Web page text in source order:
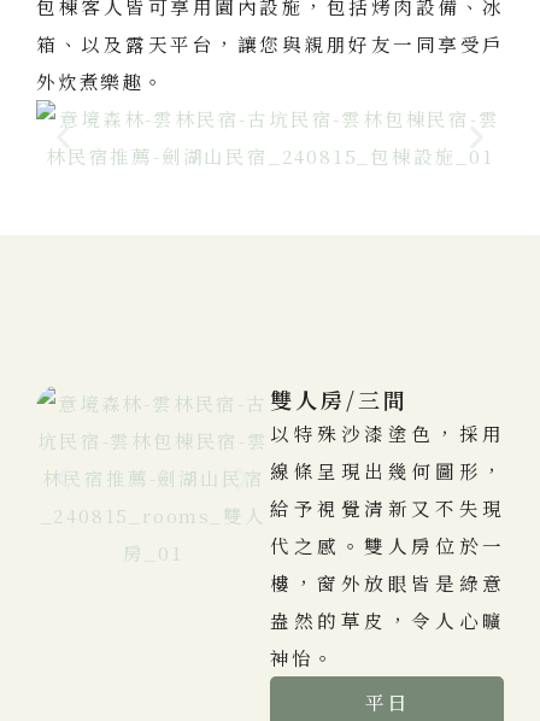
包棟客人皆可享用園內設施，包括烤肉設備、冰
箱、以及露天平台，讓您與親朋好友一同享受戶
外炊煮樂趣。
雙人房/三間
以特殊沙漆塗色，採用
線條呈現出幾何圖形，
給予視覺清新又不失現
代之感。雙人房位於一
樓，窗外放眼皆是綠意
盎然的草皮，令人心曠
神怡。
平日